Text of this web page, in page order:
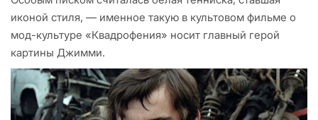
иконой стиля, — именное такую в культовом фильме о
мод-культуре «Квадрофения» носит главный герой
картины Джимми.